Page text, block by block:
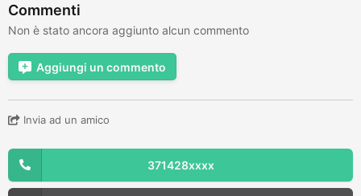
Commenti
Non è stato ancora aggiunto alcun commento
Aggiungi un commento
Invia ad un amico
371428xxxx